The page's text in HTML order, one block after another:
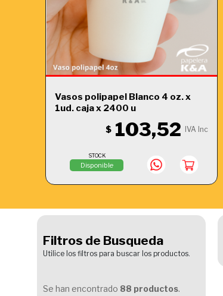
Vasos polipapel Blanco 4 oz. x
1ud. caja x 2400 u
$ 103,52 IVA Inc
STOCK
Disponible
Filtros de Busqueda
Utilice los filtros para buscar los productos.
Se han encontrado 88 productos.